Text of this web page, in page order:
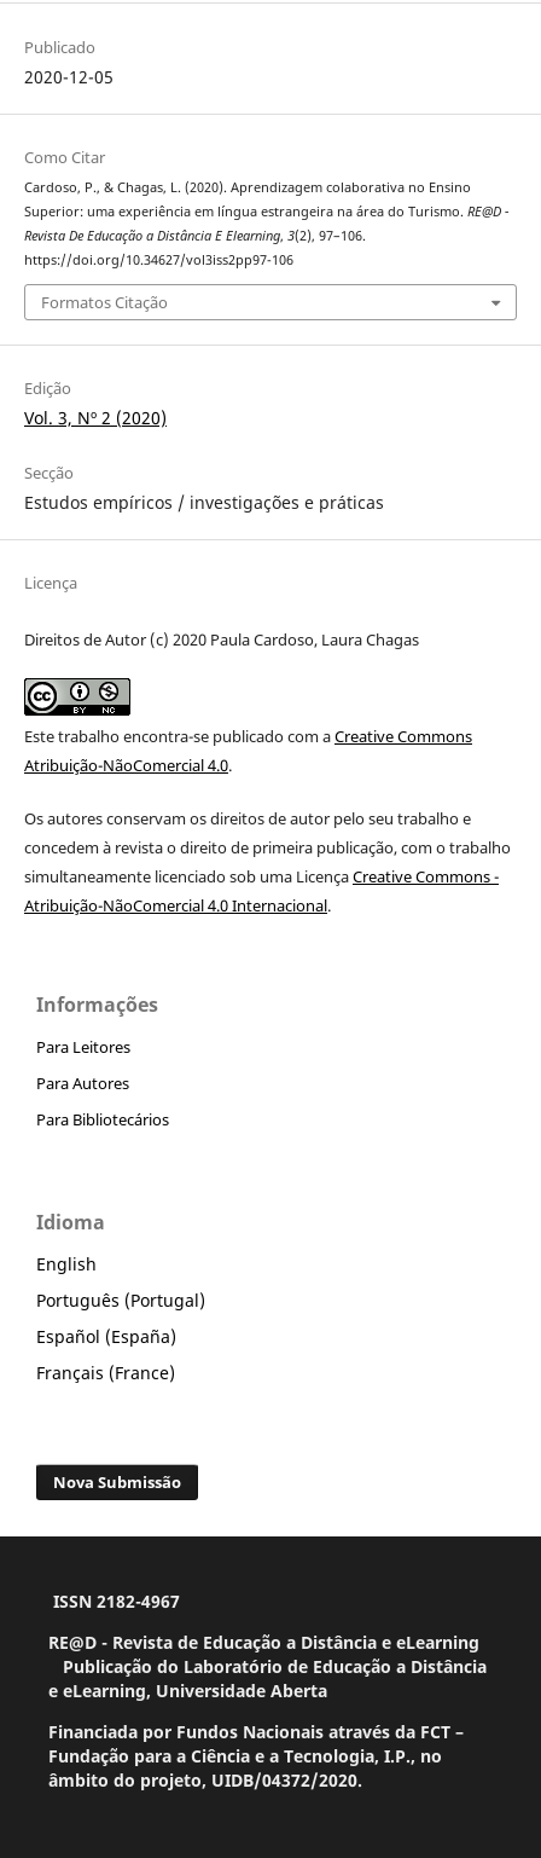
Publicado
2020-12-05
Como Citar
Cardoso, P., & Chagas, L. (2020). Aprendizagem colaborativa no Ensino
Superior: uma experiência em língua estrangeira na área do Turismo. RE@D -
Revista De Educação a Distância E Elearning, 3(2), 97–106.
https://doi.org/10.34627/vol3iss2pp97-106
Formatos Citação
Edição
Vol. 3, Nº 2 (2020)
Secção
Estudos empíricos / investigações e práticas
Licença
Direitos de Autor (c) 2020 Paula Cardoso, Laura Chagas
Este trabalho encontra-se publicado com aCreative Commons
Atribuição-NãoComercial 4.0.
Os autores conservam os direitos de autor pelo seu trabalho e
concedem à revista o direito de primeira publicação, com o trabalho
simultaneamente licenciado sob uma LicençaCreative Commons -
Atribuição-NãoComercial 4.0 Internacional.
Informações
Para Leitores
Para Autores
Para Bibliotecários
Idioma
English
Português (Portugal)
Español (España)
Français (France)
Nova Submissão
ISSN 2182-4967
RE@D - Revista de Educação a Distância e eLearning
Publicação do Laboratório de Educação a Distância
e eLearning, Universidade Aberta
Financiada por Fundos Nacionais através da FCT –
Fundação para a Ciência e a Tecnologia, I.P., no
âmbito do projeto, UIDB/04372/2020.